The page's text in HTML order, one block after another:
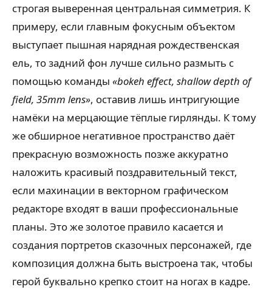
строгая выверенная центральная симметрия. К
примеру, если главным фокусным объектом
выступает пышная нарядная рождественская
ель, то задний фон лучше сильно размыть с
помощью команды «bokeh effect, shallow depth of
field, 35mm lens», оставив лишь интригующие
намёки на мерцающие тёплые гирлянды. К тому
же обширное негативное пространство даёт
прекрасную возможность позже аккуратно
наложить красивый поздравительный текст,
если махинации в векторном графическом
редакторе входят в ваши профессиональные
планы. Это же золотое правило касается и
создания портретов сказочных персонажей, где
композиция должна быть выстроена так, чтобы
герой буквально крепко стоит на ногах в кадре.